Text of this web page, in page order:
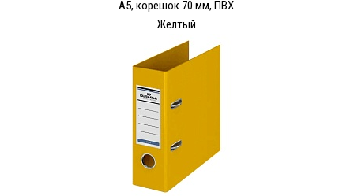
А5, корешок 70 мм, ПВХ
Желтый